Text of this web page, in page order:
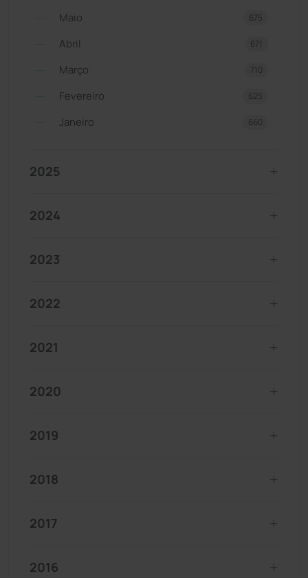
Maio 675
Abril 671
Março 710
Fevereiro 625
Janeiro 660
2025
2024
2023
2022
2021
2020
2019
2018
2017
2016